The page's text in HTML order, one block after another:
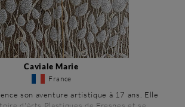
Caviale Marie
France
son aventure artistique à 17 ans. Elle